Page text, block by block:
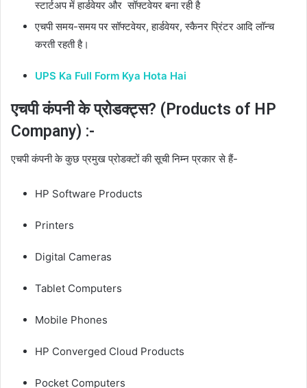
स्टार्टअप में हार्डवेयर और सॉफ्टवेयर बना रही है
एचपी समय-समय पर सॉफ्टवेयर, हार्डवेयर, स्कैनर प्रिंटर आदि लॉन्च
करती रहती है।
UPS Ka Full Form Kya Hota Hai
एचपी कंपनी के प्रोडक्ट्स? (Products of HP
Company) :-
एचपी कंपनी के कुछ प्रमुख प्रोडक्टों की सूची निम्न प्रकार से हैं-
HP Software Products
Printers
Digital Cameras
Tablet Computers
Mobile Phones
HP Converged Cloud Products
Pocket Computers